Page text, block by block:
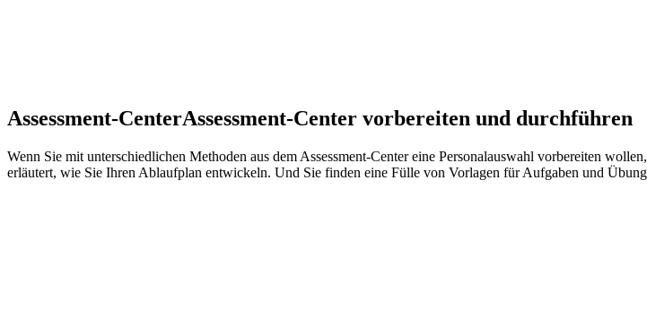
Assessment-CenterAssessment-Center vorbereiten und durchführen
Wenn Sie mit unterschiedlichen Methoden aus dem Assessment-Center eine Personalauswahl vorbereiten
erläutert, wie Sie Ihren Ablaufplan entwickeln. Und Sie finden eine Fülle von Vorlagen für Aufgaben und